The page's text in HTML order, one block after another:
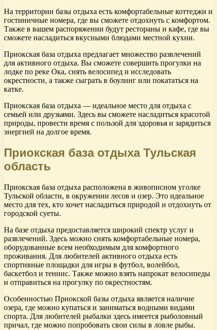
На территории базы отдыха есть комфортабельные коттеджи и
гостиничные номера, где вы сможете отдохнуть с комфортом.
Также в вашем распоряжении будут рестораны и кафе, где вы
сможете насладиться вкусными блюдами местной кухни.
Приокская база отдыха предлагает множество развлечений
для активного отдыха. Вы сможете совершить прогулки на
лодке по реке Ока, снять велосипед и исследовать
окрестности, а также сыграть в боулинг или покататься на
катке.
Приокская база отдыха — идеальное место для отдыха с
семьей или друзьями. Здесь вы сможете насладиться красотой
природы, провести время с пользой для здоровья и зарядиться
энергией на долгое время.
Приокская база отдыха Тульская
область
Приокская база отдыха расположена в живописном уголке
Тульской области, в окружении лесов и озер. Это идеальное
место для тех, кто хочет насладиться природой и отдохнуть от
городской суеты.
На базе отдыха предоставляется широкий спектр услуг и
развлечений. Здесь можно снять комфортабельные номера,
оборудованные всем необходимым для комфортного
проживания. Для любителей активного отдыха есть
спортивные площадки для игры в футбол, волейбол,
баскетбол и теннис. Также можно взять напрокат велосипеды
и отправиться на прогулку по окрестностям.
Особенностью Приокской базы отдыха является наличие
озера, где можно купаться и заниматься водными видами
спорта. Для любителей рыбалки здесь имеется рыболовный
причал, где можно попробовать свои силы в ловле рыбы.